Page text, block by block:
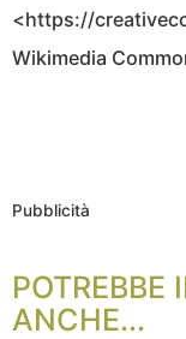
<https://
Wikimedia
Pubblicità
POTREBBE
ANCHE...